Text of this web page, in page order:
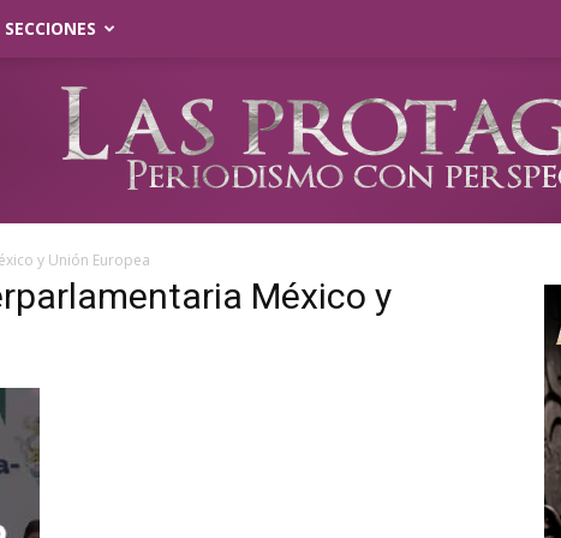
SECCIONES
y Unión Europea
México y